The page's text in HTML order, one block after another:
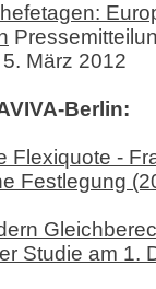
März 2012
Berlin:
Flexiquote -
Festlegung
Studie am 1.